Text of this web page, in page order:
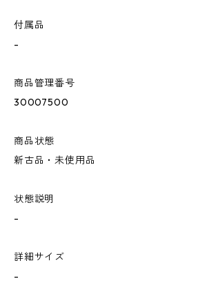
付属品
-
商品管理番号
30007500
商品状態
新古品・未使用品
状態説明
-
詳細サイズ
-